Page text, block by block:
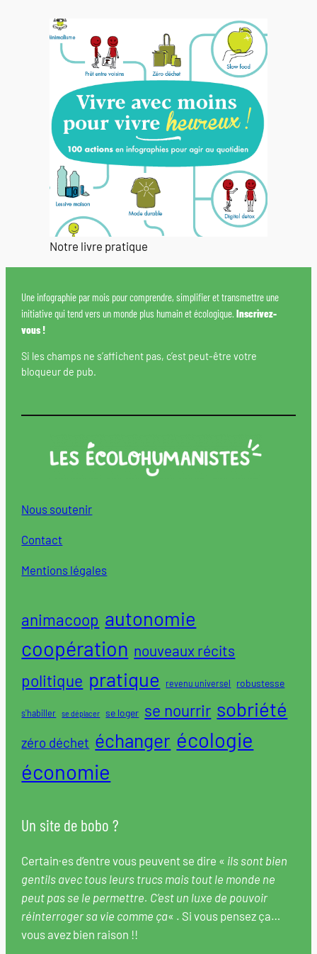
Notre livre pratique
Une infographie par mois pour comprendre, simplifier et transmettre une
initiative qui tend vers un monde plus humain et écologique.Inscrivez-
vous !
Si les champs ne s’affichent pas, c’est peut-être votre
bloqueur de pub.
Nous soutenir
Contact
Mentions légales
animacoop autonomie
coopération nouveaux récits
politique pratique revenu universel robustesse
s'habiller se déplacer se loger se nourrir sobriété
zéro déchet échanger écologie
économie
Un site de bobo ?
Certain·es d’entre vous peuvent se dire « ils sont bien
gentils avec tous leurs trucs mais tout le monde ne
peut pas se le permettre. C’est un luxe de pouvoir
réinterroger sa vie comme ça« . Si vous pensez ça…
vous avez bien raison !!